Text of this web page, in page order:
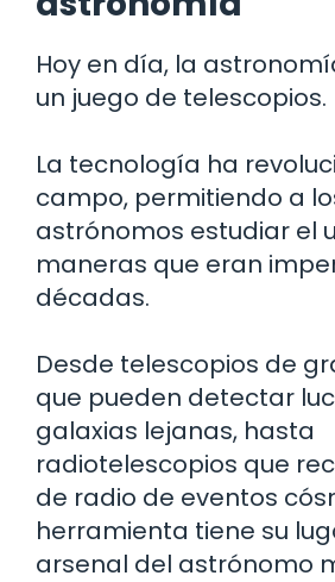
Hoy en día, la
un juego de telescopios.
La tecnología ha
campo, permitiendo a
astrónomos estudiar el
maneras que eran
décadas.
Desde telescopios de
que pueden detectar
galaxias lejanas, hasta
radiotelescopios que
de radio de eventos
herramienta tiene su
arsenal del astrónomo